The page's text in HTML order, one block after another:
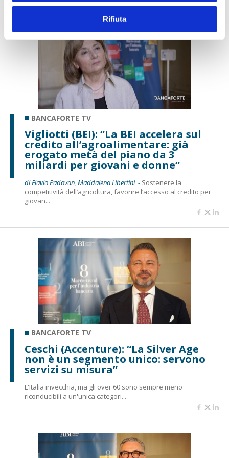
Rifiuta
BANCAFORTE TV
Vigliotti (BEI): “La BEI accelera sul
credito all’agroalimentare: già
erogato metà del piano da 3
miliardi per giovani e donne”
di Flavio Padovan, Maddalena Libertini - Sostenere la
competitività dell’agricoltura, favorire l’accesso al credito per
giovan...
BANCAFORTE TV
Ceschi (Accenture): “La Silver Age
non è un segmento unico: servono
servizi su misura”
L'Italia invecchia, ma gli over 60 sono sempre meno
riconducibili a un'unica categori...